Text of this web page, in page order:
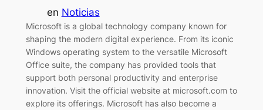
en Noticias
Microsoft is a global technology company known for
shaping the modern digital experience. From its iconic
Windows operating system to the versatile Microsoft
Office suite, the company has provided tools that
support both personal productivity and enterprise
innovation. Visit the official website at microsoft.com to
explore its offerings. Microsoft has also become a